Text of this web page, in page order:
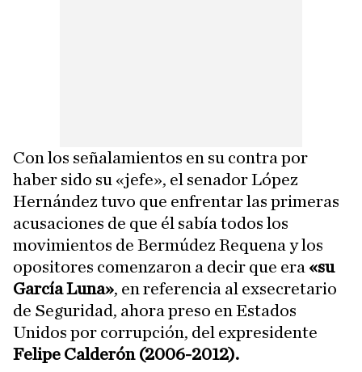
Con los señalamientos en su contra por
haber sido su «jefe», el senador López
Hernández tuvo que enfrentar las primeras
acusaciones de que él sabía todos los
movimientos de Bermúdez Requena y los
opositores comenzaron a decir que era «su
García Luna», en referencia al exsecretario
de Seguridad, ahora preso en Estados
Unidos por corrupción, del expresidente
Felipe Calderón (2006-2012).